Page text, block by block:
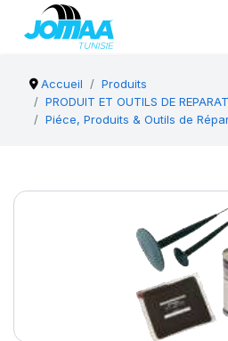
Accueil
Produits
PRODUIT ET OUTILS DE
Piéce, Produits & Outils de